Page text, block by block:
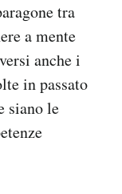
tra
a mente
anche i
in passato
siano le